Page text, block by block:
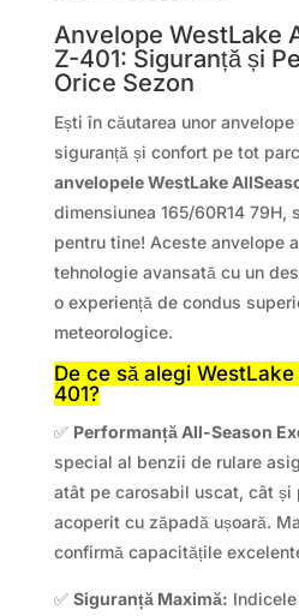
Anvelope WestLake
Z-401: Siguranță și
Orice Sezon
Ești în căutarea unor
siguranță și confort pe tot
anvelopele WestLake
dimensiunea 165/60R14 79H,
pentru tine! Aceste anvelope
tehnologie avansată cu un
o experiență de condus
meteorologice.
De ce să alegi
401?
✅ Performanță All-Season
special al benzii de rulare
atât pe carosabil uscat, cât și
acoperit cu zăpadă ușoară.
confirmă capacitățile
✅ Siguranță Maximă: